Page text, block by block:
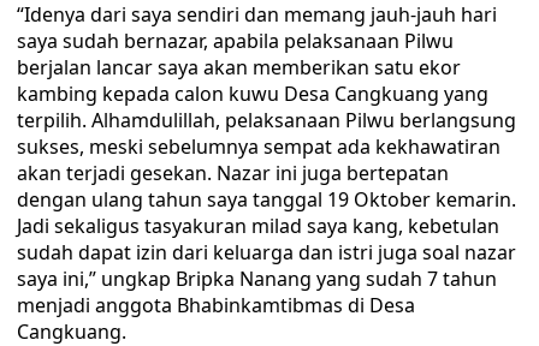
“Idenya dari saya sendiri dan memang jauh-jauh hari
saya sudah bernazar, apabila pelaksanaan Pilwu
berjalan lancar saya akan memberikan satu ekor
kambing kepada calon kuwu Desa Cangkuang yang
terpilih. Alhamdulillah, pelaksanaan Pilwu berlangsung
sukses, meski sebelumnya sempat ada kekhawatiran
akan terjadi gesekan. Nazar ini juga bertepatan
dengan ulang tahun saya tanggal 19 Oktober kemarin.
Jadi sekaligus tasyakuran milad saya kang, kebetulan
sudah dapat izin dari keluarga dan istri juga soal nazar
saya ini,” ungkap Bripka Nanang yang sudah 7 tahun
menjadi anggota Bhabinkamtibmas di Desa
Cangkuang.